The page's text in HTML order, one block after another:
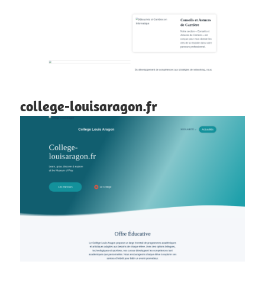
college-louisaragon.fr